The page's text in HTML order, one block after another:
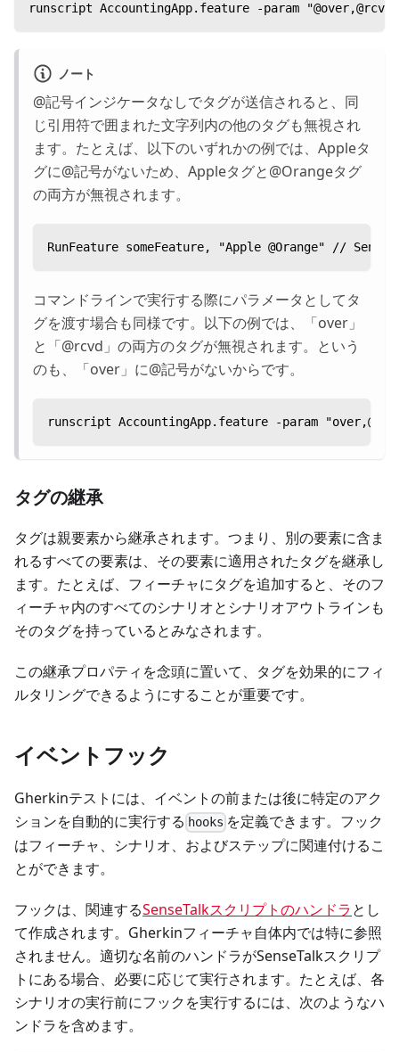
runscript AccountingApp.feature -param
ノート
@記号インジケータなしでタグが送信されると、同
じ引用符で囲まれた文字列内の他のタグも無視され
ます。たとえば、以下のいずれかの例では、Appleタ
グに@記号がないため、Appleタグと@Orangeタグ
の両方が無視されます。
RunFeature someFeature, "Apple @Orange" // SenseTalk
コマンドラインで実行する際にパラメータとしてタ
グを渡す場合も同様です。以下の例では、「over」
と「@rcvd」の両方のタグが無視されます。という
のも、「over」に@記号がないからです。
runscript AccountingApp.feature -param
タグの継承
タグは親要素から継承されます。つまり、別の要素に含ま
れるすべての要素は、その要素に適用されたタグを継承し
ます。たとえば、フィーチャにタグを追加すると、そのフ
ィーチャ内のすべてのシナリオとシナリオアウトラインも
そのタグを持っているとみなされます。
この継承プロパティを念頭に置いて、タグを効果的にフィ
ルタリングできるようにすることが重要です。
イベントフック
Gherkinテストには、イベントの前または後に特定のアク
ションを自動的に実行する hooks を定義できます。フック
はフィーチャ、シナリオ、およびステップに関連付けるこ
とができます。
フックは、関連するSenseTalkスクリプトのハンドラとし
て作成されます。Gherkinフィーチャ自体内では特に参照
されません。適切な名前のハンドラがSenseTalkスクリプ
トにある場合、必要に応じて実行されます。たとえば、各
シナリオの実行前にフックを実行するには、次のようなハ
ンドラを含めます。